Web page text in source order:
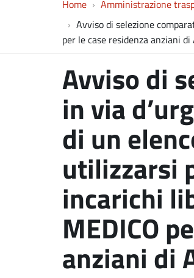
Home Amministrazione
Avviso di selezione
per le case residenza anziani di
Avviso di
in via
di un
utilizzarsi
incarichi
MEDICO
anziani di